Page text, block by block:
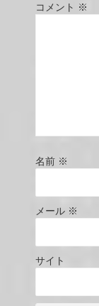
コメント ※
名前 ※
メール ※
サイト